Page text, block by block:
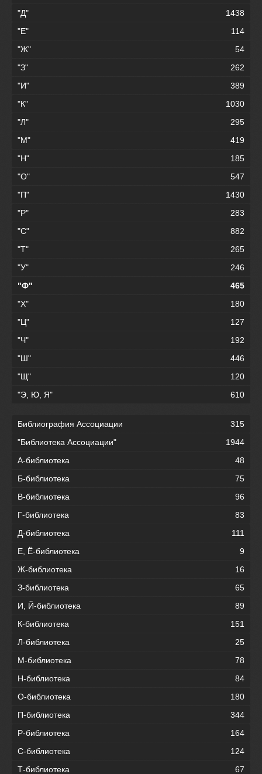
"Д"
1438
"Е"
114
"Ж"
54
"З"
262
"И"
389
"К"
1030
"Л"
295
"М"
419
"Н"
185
"О"
547
"П"
1430
"Р"
283
"С"
882
"Т"
265
"У"
246
"Ф"
465
"Х"
180
"Ц"
127
"Ч"
192
"Ш"
446
"Щ"
120
"Э, Ю, Я"
610
Библиография Ассоциации
315
"Библиотека Ассоциации"
1944
А-библиотека
48
Б-библиотека
75
В-библиотека
96
Г-библиотека
83
Д-библиотека
111
Е, Ё-библиотека
9
Ж-библиотека
16
З-библиотека
65
И, Й-библиотека
89
К-библиотека
151
Л-библиотека
25
М-библиотека
78
Н-библиотека
84
О-библиотека
180
П-библиотека
344
Р-библиотека
164
С-библиотека
124
Т-библиотека
67